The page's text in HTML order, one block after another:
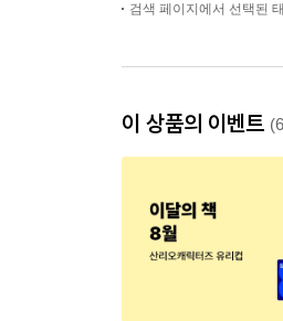
검색 페이지에서 선택된
이 상품의 이벤트